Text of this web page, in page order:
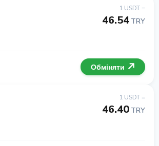
1 USDT =
46.54 TRY
Обміняти
1 USDT =
46.40 TRY